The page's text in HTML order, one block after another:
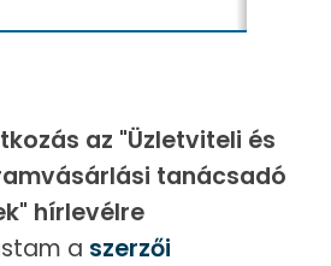
az "Üzletviteli és
tanácsadó
hírlevélre
a szerzői